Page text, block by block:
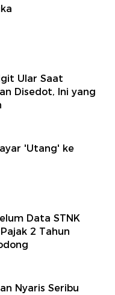
Ular Saat
Disedot, Ini yang
'Utang' ke
Data STNK
2 Tahun
Nyaris Seribu